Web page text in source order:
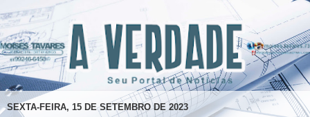
SEXTA-FEIRA, 15 DE SETEMBRO DE 2023